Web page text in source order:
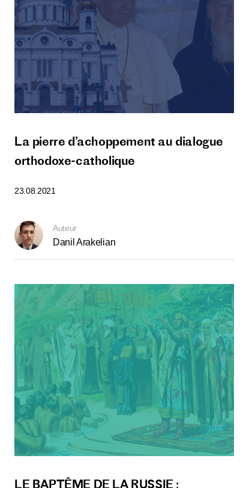
La pierre d’achoppement au dialogue
orthodoxe-catholique
23.08.2021
Auteur
Danil Arakelian
LE BAPTÊME DE LA RUSSIE :